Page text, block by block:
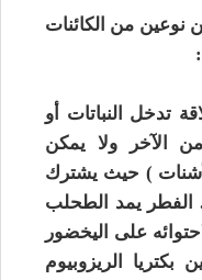
نوعين من الكائنات
تدخل النباتات أو
الآخر ولا يمكن
) حيث يشترك
يمد الطحلب
على اليخضور
بكتريا الريزوبيوم